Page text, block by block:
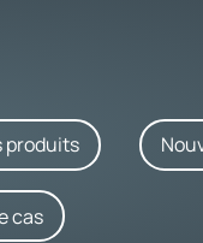
produits
cas